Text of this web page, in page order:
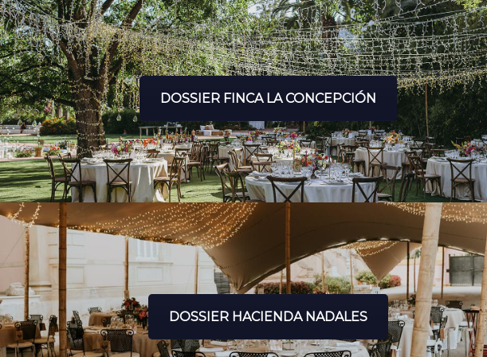
DOSSIER FINCA LA CONCEPCIÓN
DOSSIER HACIENDA NADALES